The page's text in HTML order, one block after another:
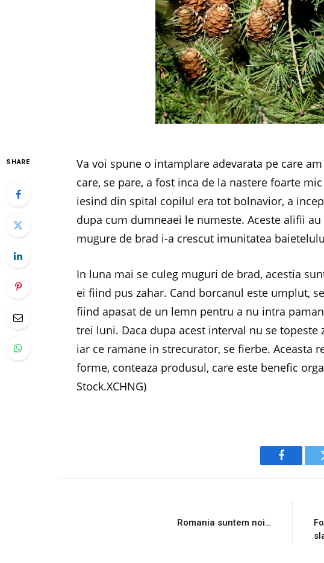
SHARE
Va voi spune o intamplare adevarata pe care
care, se pare, a fost inca de la nastere foarte
iesind din spital copilul era tot bolnavior, a
dupa cum dumneaei le numeste. Aceste alifii
mugure de brad i-a crescut imunitatea
In luna mai se culeg muguri de brad, acestia
ei fiind pus zahar. Cand borcanul este umplut,
fiind apasat de un lemn pentru a nu intra
trei luni. Daca dupa acest interval nu se
iar ce ramane in strecurator, se fierbe. Aceasta
forme, conteaza produsul, care este benefic
Stock.XCHNG)
Facebook
Romania suntem noi…